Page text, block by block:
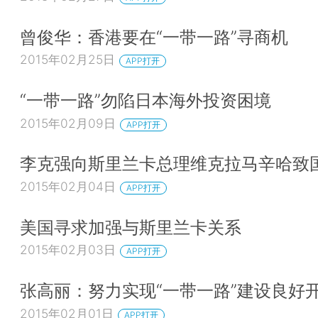
曾俊华：香港要在“一带一路”寻商机
2015年02月25日 APP打开
“一带一路”勿陷日本海外投资困境
2015年02月09日 APP打开
李克强向斯里兰卡总理维克拉马辛哈致
2015年02月04日 APP打开
美国寻求加强与斯里兰卡关系
2015年02月03日 APP打开
张高丽：努力实现“一带一路”建设良好
2015年02月01日 APP打开